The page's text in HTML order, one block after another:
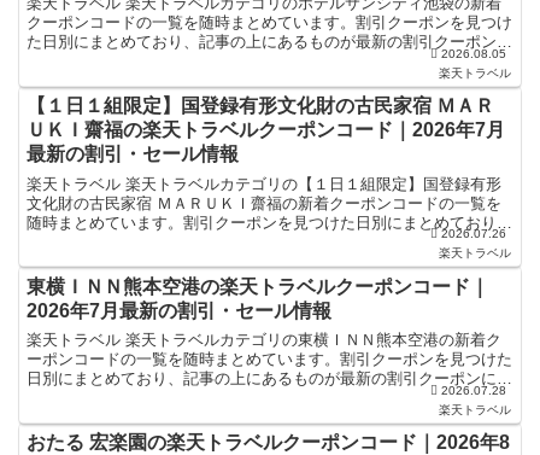
クーポンコードの一覧を随時まとめています。割引クーポンを見つけ
た日別にまとめており、記事の上にあるものが最新の割引クーポンに
なります。ホテル・旅館宿泊の予約などで使えるクーポンや...2026.08.05
楽天トラベル
【１日１組限定】国登録有形文化財の古民家宿 ＭＡＲ
ＵＫＩ齋福の楽天トラベルクーポンコード｜2026年7月
最新の割引・セール情報
楽天トラベル 楽天トラベルカテゴリの【１日１組限定】国登録有形
文化財の古民家宿 ＭＡＲＵＫＩ齋福の新着クーポンコードの一覧を
随時まとめています。割引クーポンを見つけた日別にまとめており、
記事の上にあるものが最新の割引クーポンになります。ホテ...2026.07.26
楽天トラベル
東横ＩＮＮ熊本空港の楽天トラベルクーポンコード｜
2026年7月最新の割引・セール情報
楽天トラベル 楽天トラベルカテゴリの東横ＩＮＮ熊本空港の新着ク
ーポンコードの一覧を随時まとめています。割引クーポンを見つけた
日別にまとめており、記事の上にあるものが最新の割引クーポンにな
ります。ホテル・旅館宿泊の予約などで使えるクーポンやセ...2026.07.28
楽天トラベル
おたる 宏楽園の楽天トラベルクーポンコード｜2026年8